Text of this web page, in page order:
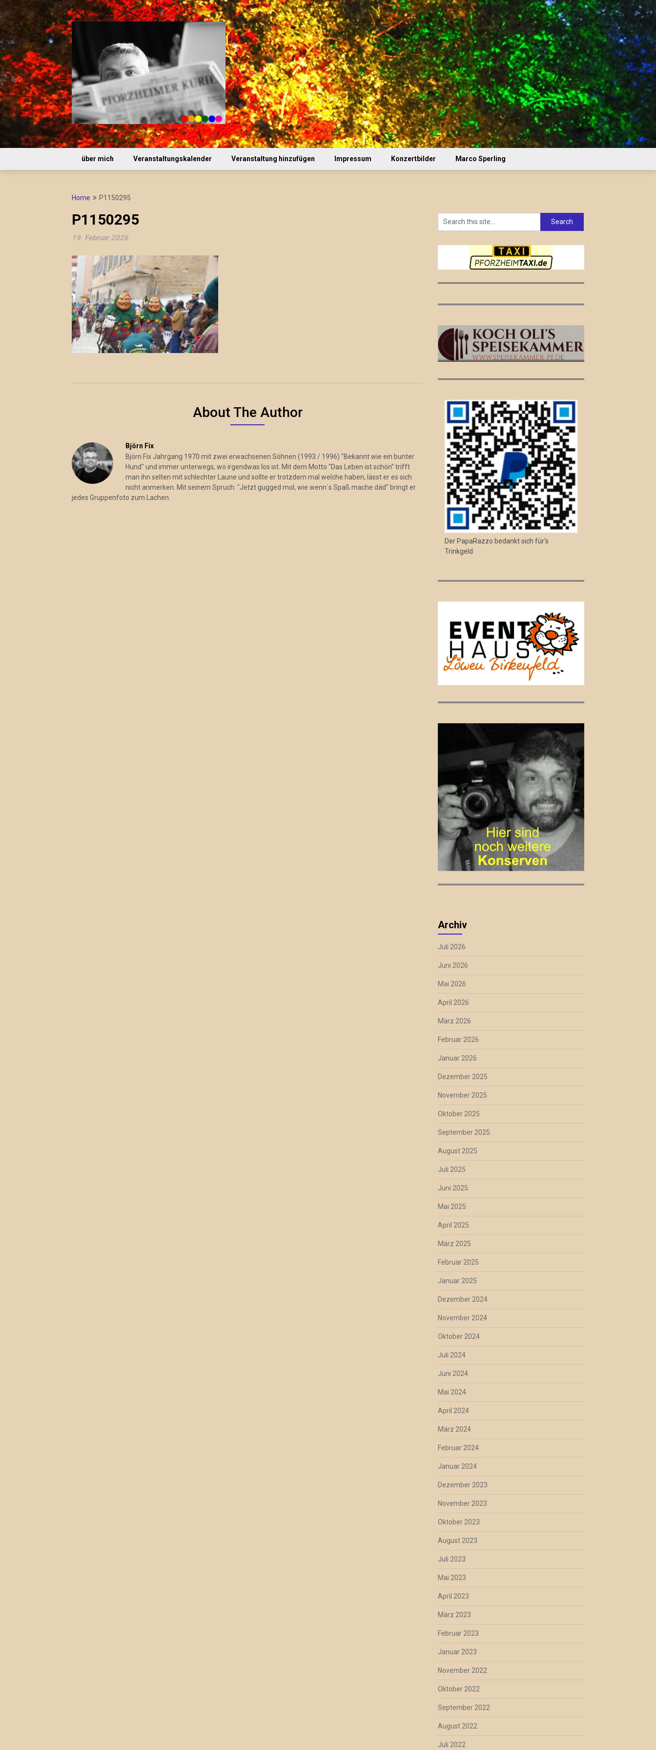
to
content
über mich Veranstaltungskalender Veranstaltung hinzufügen Impressum Konzertbilder Marco Sperling
Home P1150295
P1150295
19. Februar 2026
About The Author
Björn Fix
Björn Fix Jahrgang 1970 mit zwei erwachsenen Söhnen (1993 / 1996) "Bekannt wie ein bunter
Hund" und immer unterwegs, wo irgendwas los ist. Mit dem Motto "Das Leben ist schön" trifft
man ihn selten mit schlechter Laune und sollte er trotzdem mal welche haben, lässt er es sich
nicht anmerken. Mit seinem Spruch: "Jetzt gugged mol, wie wenn´s Spaß mache däd" bringt er
jedes Gruppenfoto zum Lachen.
Der PapaRazzo bedankt sich für's
Trinkgeld
Archiv
Juli 2026
Juni 2026
Mai 2026
April 2026
März 2026
Februar 2026
Januar 2026
Dezember 2025
November 2025
Oktober 2025
September 2025
August 2025
Juli 2025
Juni 2025
Mai 2025
April 2025
März 2025
Februar 2025
Januar 2025
Dezember 2024
November 2024
Oktober 2024
Juli 2024
Juni 2024
Mai 2024
April 2024
März 2024
Februar 2024
Januar 2024
Dezember 2023
November 2023
Oktober 2023
August 2023
Juli 2023
Mai 2023
April 2023
März 2023
Februar 2023
Januar 2023
November 2022
Oktober 2022
September 2022
August 2022
Juli 2022